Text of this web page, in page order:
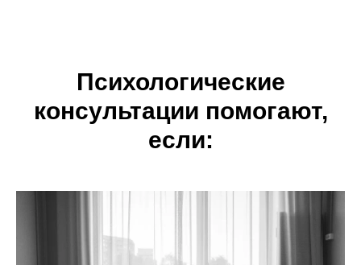
Психологические
консультации помогают,
если: